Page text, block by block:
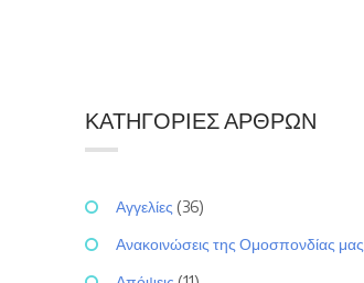
ΚΑΤΗΓΟΡΊΕΣ ΆΡΘΡΩΝ
Αγγελίες (36)
Ανακοινώσεις της Ομοσπονδίας μας